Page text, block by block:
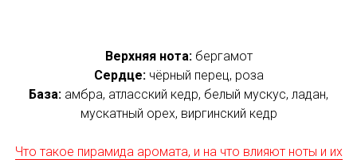
Верхняя нота:бергамот
Сердце:чёрный перец, роза
База: амбра, атласский кедр, белый мускус, ладан,
мускатный орех, виргинский кедр
Что такое пирамида аромата, и на что влияют ноты и их